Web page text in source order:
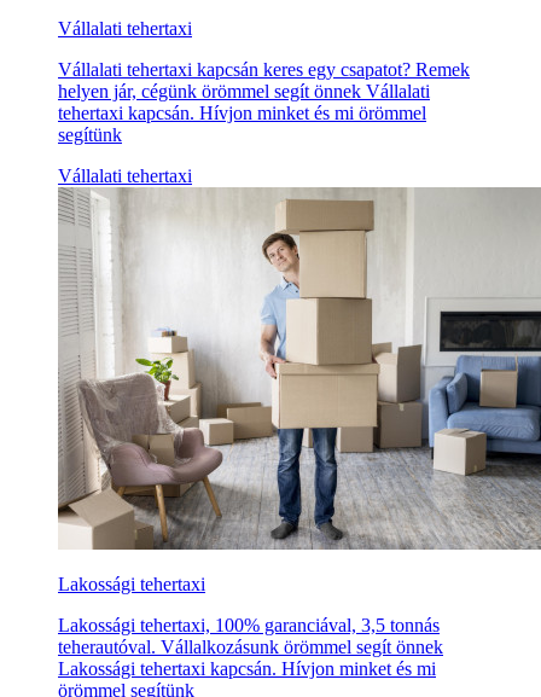
Vállalati tehertaxi
Vállalati tehertaxi kapcsán keres egy csapatot? Remek
helyen jár, cégünk örömmel segít önnek Vállalati
tehertaxi kapcsán. Hívjon minket és mi örömmel
segítünk
Vállalati tehertaxi
Lakossági tehertaxi
Lakossági tehertaxi, 100% garanciával, 3,5 tonnás
teherautóval. Vállalkozásunk örömmel segít önnek
Lakossági tehertaxi kapcsán. Hívjon minket és mi
örömmel segítünk